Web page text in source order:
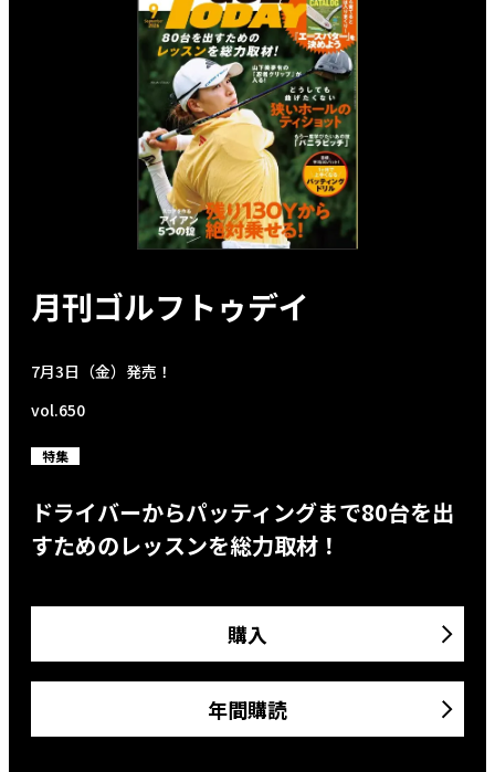
月刊ゴルフトゥデイ
7月3日（金）発売！
vol.650
特集
ドライバーからパッティングまで80台を出
すためのレッスンを総力取材！
購入
年間購読